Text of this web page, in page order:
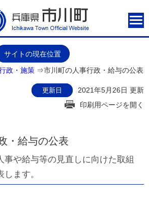
サイトの現在位置
政・施策 ⇒市川町の人事行政・給与の公表
更新日
2021年5月26日 更新
印刷用ページを開く
・給与の公表
事や給与等の見直しに向けた取組
ます。